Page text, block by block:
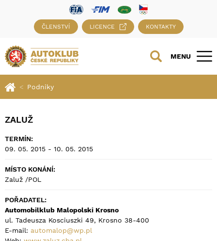
ČLENSTVÍ LICENCE KONTAKTY
MENU
Podniky
ZALUŽ
TERMÍN:
09. 05. 2015 - 10. 05. 2015
MÍSTO KONÁNÍ:
Zaluž /POL
POŘADATEL:
Automobilklub Malopolski Krosno
ul. Tadeusza Kosciuszki 49, Krosno 38-400
E-mail: automalop@wp.pl